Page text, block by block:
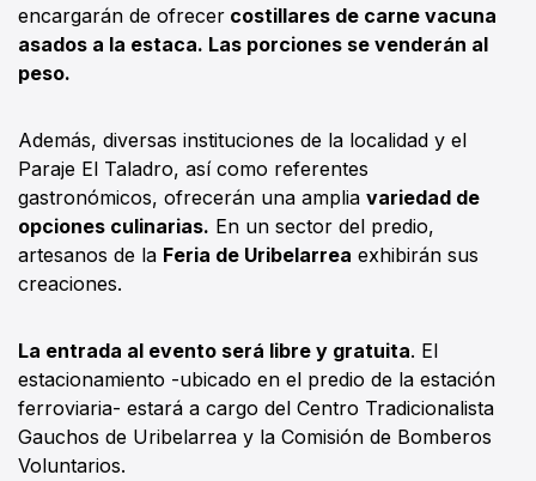
encargarán de ofrecer costillares de carne vacuna
asados a la estaca. Las porciones se venderán al
peso.
Además, diversas instituciones de la localidad y el
Paraje El Taladro, así como referentes
gastronómicos, ofrecerán una amplia variedad de
opciones culinarias. En un sector del predio,
artesanos de la Feria de Uribelarrea exhibirán sus
creaciones.
La entrada al evento será libre y gratuita. El
estacionamiento -ubicado en el predio de la estación
ferroviaria- estará a cargo del Centro Tradicionalista
Gauchos de Uribelarrea y la Comisión de Bomberos
Voluntarios.